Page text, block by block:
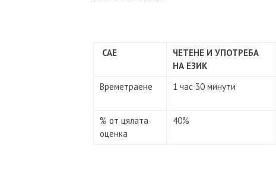
CAE
ЧЕТЕНЕ И УПОТРЕБА
НА ЕЗИК
Времетраене 1 час 30 минути
% от цялата
оценка
40%